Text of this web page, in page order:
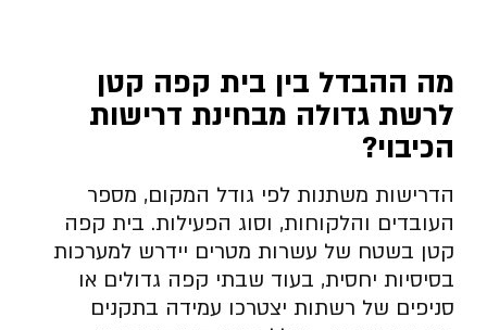
מה ההבדל בין בית קפה קטן
לרשת גדולה מבחינת דרישות
הכיבוי?
הדרישות משתנות לפי גודל המקום, מספר
העובדים והלקוחות, וסוג הפעילות. בית קפה
קטן בשטח של עשרות מטרים יידרש למערכות
בסיסיות יחסית, בעוד שבתי קפה גדולים או
סניפים של רשתות יצטרכו עמידה בתקנים